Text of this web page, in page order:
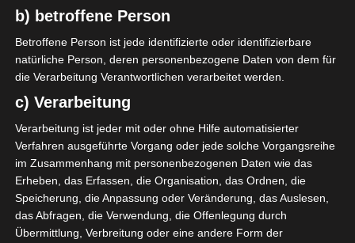
US Monastir statt und endete mit 1:0 für Ben
Im zweiten Spiel trafen der CS Sfaxien, der zu Hause
spielte, und Hammam-Sousse aufeinander, wobei es
am Ende 0:0 unentschieden stand. Im dritten Spiel
trafen Réjiche und C Africain aufeinander, wobei die
Clubistes nach dem Führungstreffer von Nassim
Sioud (77′) durch Hamdi Labidi (90+4′) den Ausgleich
erzielen konnten und somit ein für die Spieler aus
Bab Jédid rettendes 1:1 Unentschieden erreichten.
b) betroffene Person
Betroffene Person ist jede identifizierte oder identifizierbare
natürliche Person, deren personenbezogene Daten von dem für
die Verarbeitung Verantwortlichen verarbeitet werden.
c) Verarbeitung
Verarbeitung ist jeder mit oder ohne Hilfe automatisierter
Verfahren ausgeführte Vorgang oder jede solche Vorgangsreihe
im Zusammenhang mit personenbezogenen Daten wie das
Erheben, das Erfassen, die Organisation, das Ordnen, die
Speicherung, die Anpassung oder Veränderung, das Auslesen,
das Abfragen, die Verwendung, die Offenlegung durch
Übermittlung, Verbreitung oder eine andere Form der